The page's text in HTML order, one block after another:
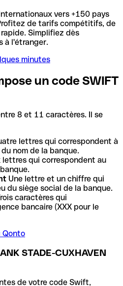
vers +150 pays
de tarifs compétitifs, de
Simplifiez dès
à l'étranger.
minutes
un code SWIFT
8 et 11 caractères. Il se
lettres qui correspondent à
nom de la banque.
lettres qui correspondent au
Une lettre et un chiffre qui
du siège social de la banque.
caractères qui
bancaire (XXX pour le
Qonto
STADE-CUXHAVEN
de votre code Swift,